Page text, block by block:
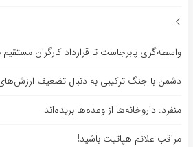
واسطه‌گری پابرجاست تا قرارداد کارگران مستقیم
دشمن با جنگ ترکیبی به دنبال تضعیف
منفرد: داروخانه‌ها از وعده‌ها بریده‌اند
مراقب علائم هپاتیت باشید!